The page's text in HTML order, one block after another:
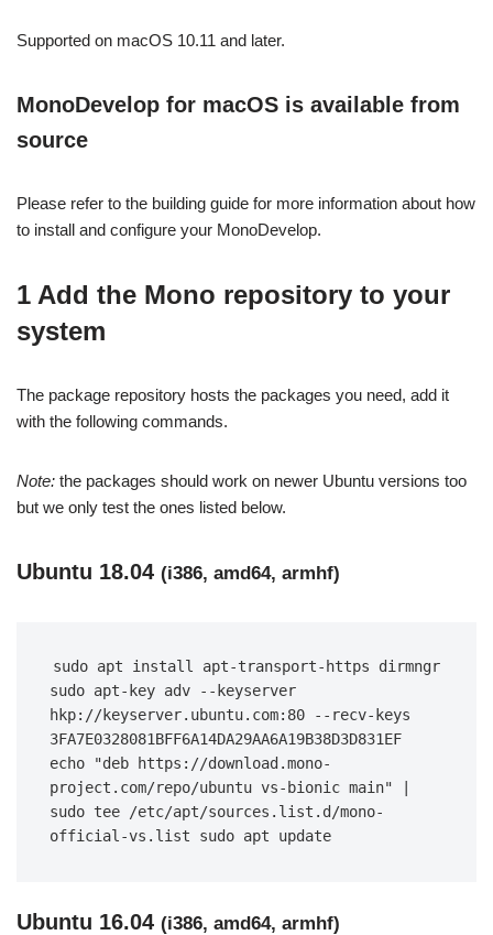
Supported on macOS 10.11 and later.
MonoDevelop for macOS is available from
source
Please refer to the building guide for more information about how
to install and configure your MonoDevelop.
1 Add the Mono repository to your
system
The package repository hosts the packages you need, add it
with the following commands.
Note: the packages should work on newer Ubuntu versions too
but we only test the ones listed below.
Ubuntu 18.04 (i386, amd64, armhf)
sudo apt install apt-transport-https dirmngr
sudo apt-key adv --keyserver
hkp://keyserver.ubuntu.com:80 --recv-keys
3FA7E0328081BFF6A14DA29AA6A19B38D3D831EF
echo "deb https://download.mono-
project.com/repo/ubuntu vs-bionic main" |
sudo tee /etc/apt/sources.list.d/mono-
official-vs.list sudo apt update
Ubuntu 16.04 (i386, amd64, armhf)